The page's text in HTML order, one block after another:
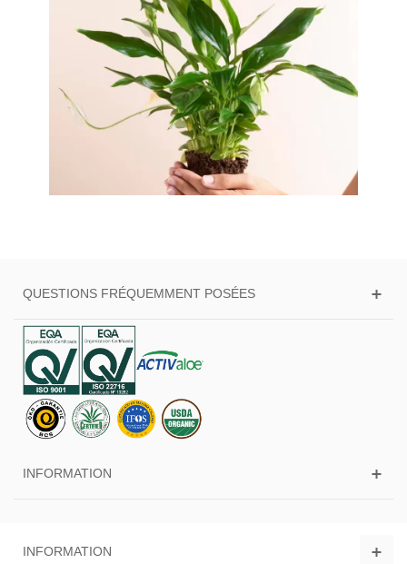
QUESTIONS FRÉQUEMMENT POSÉES
INFORMATION
INFORMATION